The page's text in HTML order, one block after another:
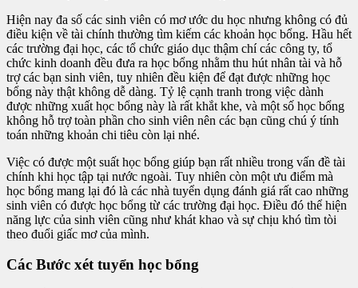
Hiện nay đa số các sinh viên có mơ ước du học nhưng không có đủ
điều kiện về tài chính thường tìm kiếm các khoản học bổng. Hầu hết
các trường đại học, các tổ chức giáo dục thậm chí các công ty, tổ
chức kinh doanh đều đưa ra học bổng nhằm thu hút nhân tài và hỗ
trợ các bạn sinh viên, tuy nhiên đều kiện để đạt được những học
bổng này thật không dễ dàng. Tỷ lệ cạnh tranh trong việc dành
được những xuất học bổng này là rất khắt khe, và một số học bổng
không hỗ trợ toàn phần cho sinh viên nên các bạn cũng chú ý tính
toán những khoản chi tiêu còn lại nhé.
Việc có được một suất học bổng giúp bạn rất nhiều trong vấn đề tài
chính khi học tập tại nước ngoài. Tuy nhiên còn một ưu điểm mà
học bổng mang lại đó là các nhà tuyển dụng đánh giá rất cao những
sinh viên có được học bổng từ các trường đại học. Điều đó thể hiện
năng lực của sinh viên cũng như khát khao và sự chịu khó tìm tòi
theo đuổi giấc mơ của mình.
Các Bước xét tuyển học bổng